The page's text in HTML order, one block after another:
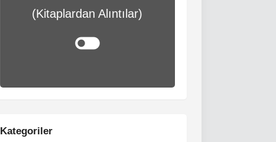
(Kitaplardan Alıntılar)
Kategoriler